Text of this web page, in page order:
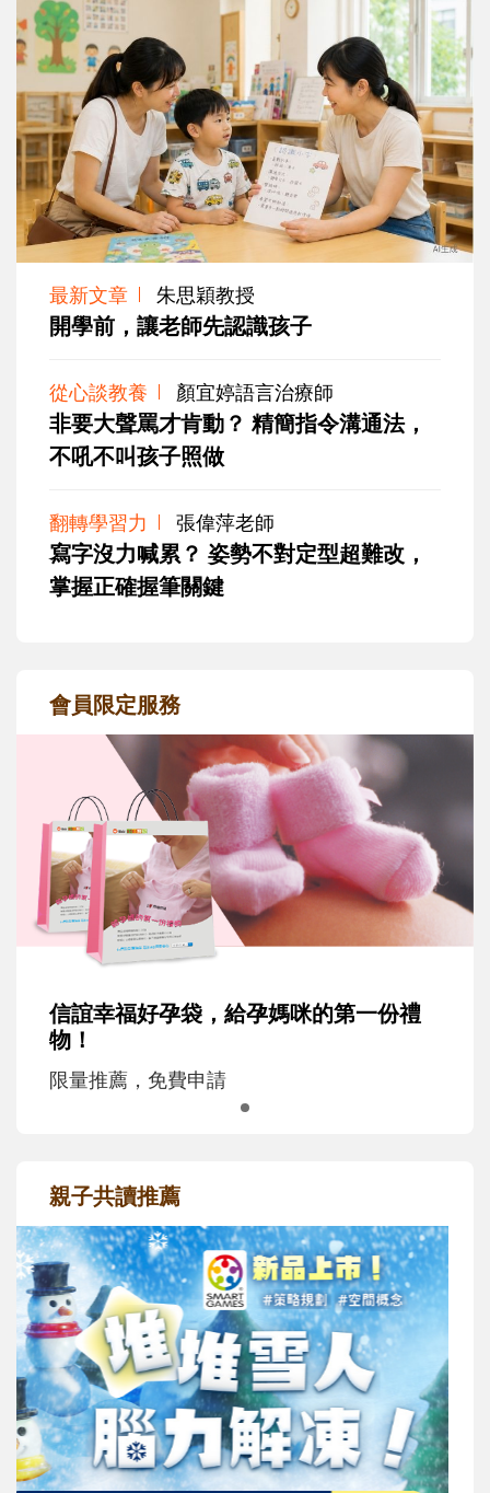
最新文章 朱思穎教授
開學前，讓老師先認識孩子
從心談教養 顏宜婷語言治療師
非要大聲罵才肯動？ 精簡指令溝通法，
不吼不叫孩子照做
翻轉學習力 張偉萍老師
寫字沒力喊累？ 姿勢不對定型超難改，
掌握正確握筆關鍵
會員限定服務
信誼幸福好孕袋，給孕媽咪的第一份禮
物！
限量推薦，免費申請
親子共讀推薦
最新活動